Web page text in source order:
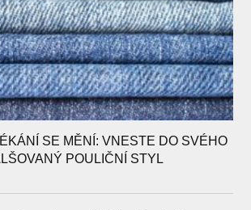
SE MĚNÍ: VNESTE DO SVÉHO
POULIČNÍ STYL